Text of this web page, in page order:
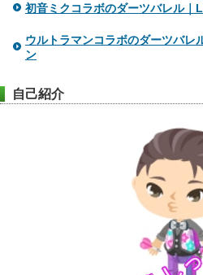
初音ミクコラボのダーツバレル｜
ウルトラマンコラボのダーツバレ
ン
自己紹介